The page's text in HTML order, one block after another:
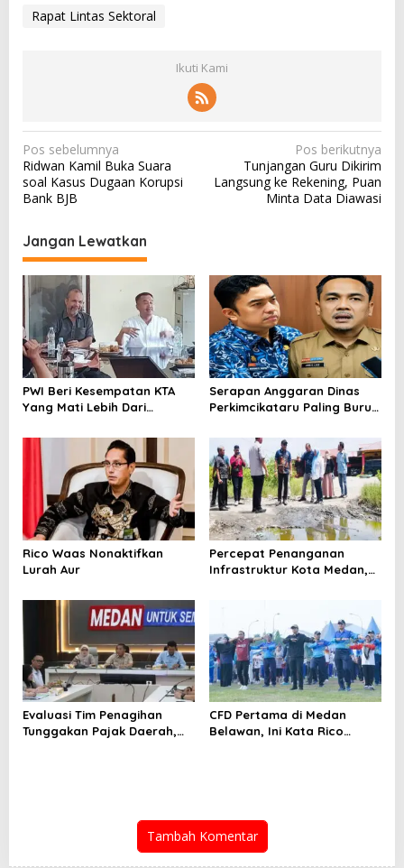
Rapat Lintas Sektoral
Ikuti Kami
N
a
v
g
a
s
i
p
o
s
Pos sebelumnya
Ridwan Kamil Buka Suara
soal Kasus Dugaan Korupsi
Bank BJB
Pos berikutnya
Tunjangan Guru Dikirim
Langsung ke Rekening, Puan
Minta Data Diawasi
Jangan Lewatkan
PWI Beri Kesempatan KTA
Yang Mati Lebih Dari
Serapan Anggaran Dinas
Perkimcikataru Paling Buruk,
Dievaluasi
Rico Waas Nonaktifkan
Lurah Aur
Percepat Penanganan
Infrastruktur Kota Medan,
Evaluasi Tim Penagihan
Tunggakan Pajak Daerah,
CFD Pertama di Medan
Belawan, Ini Kata Rico
Tambah Komentar